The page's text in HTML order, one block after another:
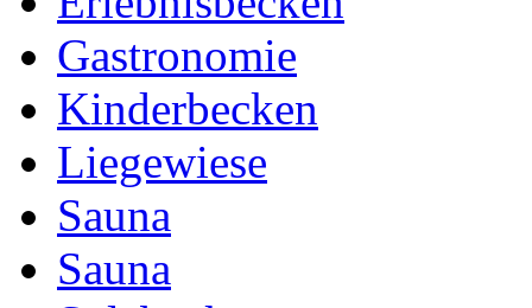
Gastronomie
Kinderbecken
Liegewiese
Sauna
Sauna